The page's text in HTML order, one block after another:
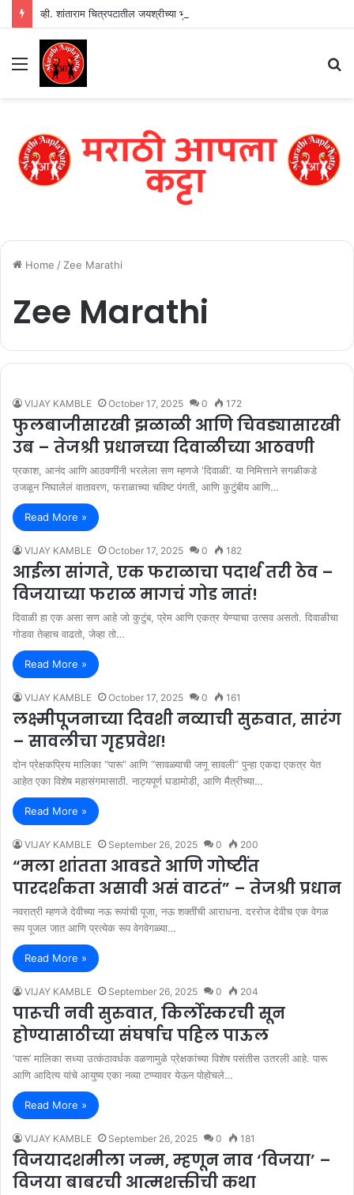
Menu
Home / Zee Marathi
Zee Marathi
VIJAY KAMBLE October 17, 2025 0 172
फुलबाजीसारखी झळाळी आणि चिवड्यासारखी
उब – तेजश्री प्रधानच्या दिवाळीच्या आठवणी
प्रकाश, आनंद आणि आठवणींनी भरलेला सण म्हणजे ‘दिवाळी’. या निमित्ताने सगळीकडे
उजळून निघालेलं वातावरण, फराळाच्या चविष्ट पंगती, आणि कुटुंबीय आणि…
Read More »
VIJAY KAMBLE October 17, 2025 0 182
आईला सांगते, एक फराळाचा पदार्थ तरी ठेव –
विजयाच्या फराळ मागचं गोड नातं!
दिवाळी हा एक असा सण आहे जो कुटुंब, प्रेम आणि एकत्र येण्याचा उत्सव असतो. दिवाळीचा
गोडवा तेव्हाच वाढतो, जेव्हा तो…
Read More »
VIJAY KAMBLE October 17, 2025 0 161
लक्ष्मीपूजनाच्या दिवशी नव्याची सुरुवात, सारंग
– सावलीचा गृहप्रवेश!
दोन प्रेक्षकप्रिय मालिका “पारू” आणि “सावळ्याची जणू सावली” पुन्हा एकदा एकत्र येत
आहेत एका विशेष महासंगमासाठी. नाट्यपूर्ण घडामोडी, आणि मैत्रीच्या…
Read More »
VIJAY KAMBLE September 26, 2025 0 200
“मला शांतता आवडते आणि गोष्टींत
पारदर्शकता असावी असं वाटतं” – तेजश्री प्रधान
नवरात्री म्हणजे देवीच्या नऊ रूपांची पूजा, नऊ शक्तींची आराधना. दररोज देवीच एक वेगळ
रूप पूजल जात आणि प्रत्येक रूप वेगवेगळ्या…
Read More »
VIJAY KAMBLE September 26, 2025 0 204
पारूची नवी सुरुवात, किर्लोस्करची सून
होण्यासाठीच्या संघर्षाच पहिल पाऊल
‘पारू’ मालिका सध्या उत्कंठावर्धक वळणामुळे प्रेक्षकांच्या विशेष पसंतीस उतरली आहे. पारू
आणि आदित्य यांचे आयुष्य एका नव्या टप्प्यावर येऊन पोहोचले…
Read More »
VIJAY KAMBLE September 26, 2025 0 181
विजयादशमीला जन्म, म्हणून नाव ‘विजया’ –
विजया बाबरची आत्मशक्तीची कथा